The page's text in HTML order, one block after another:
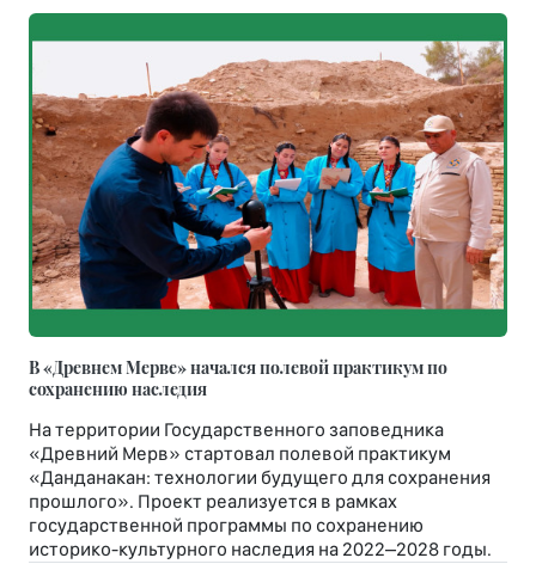
В «Древнем Мерве» начался полевой практикум по
сохранению наследия
На территории Государственного заповедника
«Древний Мерв» стартовал полевой практикум
«Данданакан: технологии будущего для сохранения
прошлого». Проект реализуется в рамках
государственной программы по сохранению
историко-культурного наследия на 2022–2028 годы.